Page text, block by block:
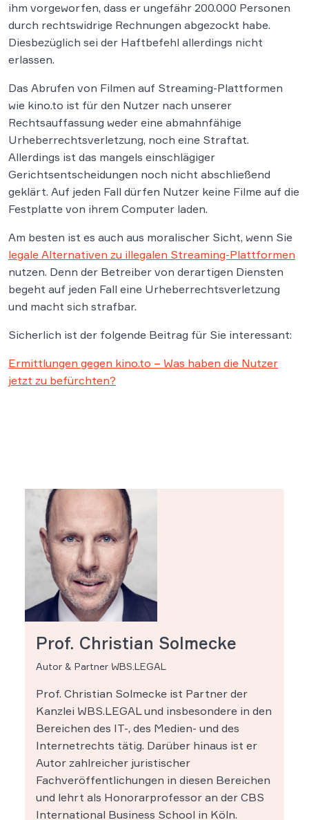
ihm vorgeworfen, dass er ungefähr 200.000 Personen
durch rechtswidrige Rechnungen abgezockt habe.
Diesbezüglich sei der Haftbefehl allerdings nicht
erlassen.
Das Abrufen von Filmen auf Streaming-Plattformen
wie kino.to ist für den Nutzer nach unserer
Rechtsauffassung weder eine abmahnfähige
Urheberrechtsverletzung, noch eine Straftat.
Allerdings ist das mangels einschlägiger
Gerichtsentscheidungen noch nicht abschließend
geklärt. Auf jeden Fall dürfen Nutzer keine Filme auf die
Festplatte von ihrem Computer laden.
Am besten ist es auch aus moralischer Sicht, wenn Sie
legale Alternativen zu illegalen Streaming-Plattformen
nutzen. Denn der Betreiber von derartigen Diensten
begeht auf jeden Fall eine Urheberrechtsverletzung
und macht sich strafbar.
Sicherlich ist der folgende Beitrag für Sie interessant:
Ermittlungen gegen kino.to – Was haben die Nutzer
jetzt zu befürchten?
Prof. Christian Solmecke
Autor & Partner WBS.LEGAL
Prof. Christian Solmecke ist Partner der
Kanzlei WBS.LEGAL und insbesondere in den
Bereichen des IT-, des Medien- und des
Internetrechts tätig. Darüber hinaus ist er
Autor zahlreicher juristischer
Fachveröffentlichungen in diesen Bereichen
und lehrt als Honorarprofessor an der CBS
International Business School in Köln.